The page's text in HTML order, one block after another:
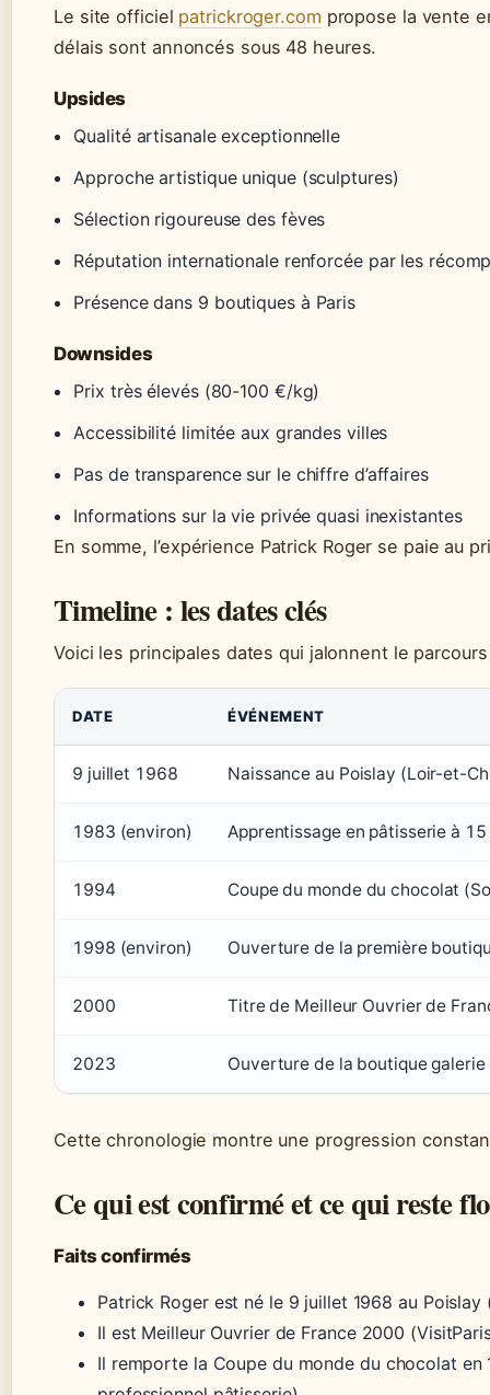
Le site officiel patrickroger.com propose la vente
délais sont annoncés sous 48 heures.
Upsides
Qualité artisanale exceptionnelle
Approche artistique unique (sculptures)
Sélection rigoureuse des fèves
Réputation internationale renforcée par les
Présence dans 9 boutiques à Paris
Downsides
Prix très élevés (80-100 €/kg)
Accessibilité limitée aux grandes villes
Pas de transparence sur le chiffre d’affaires
Informations sur la vie privée quasi inexistantes
En somme, l’expérience Patrick Roger se paie au
Timeline : les dates clés
Voici les principales dates qui jalonnent le
DATE ÉVÉNEMENT
9 juillet 1968 Naissance au Poislay (Loir-et-
1983 (environ) Apprentissage en pâtisserie à
1994 Coupe du monde du chocolat
1998 (environ) Ouverture de la première
2000 Titre de Meilleur Ouvrier de
2023 Ouverture de la boutique
Cette chronologie montre une progression
Ce qui est confirmé et ce qui reste
Faits confirmés
Patrick Roger est né le 9 juillet 1968 au Poislay
Il est Meilleur Ouvrier de France 2000
Il remporte la Coupe du monde du chocolat en